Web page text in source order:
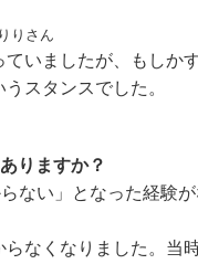
りさん
いましたが、もしか
スタンスでした。
りますか？
ない」となった経験
なくなりました。当